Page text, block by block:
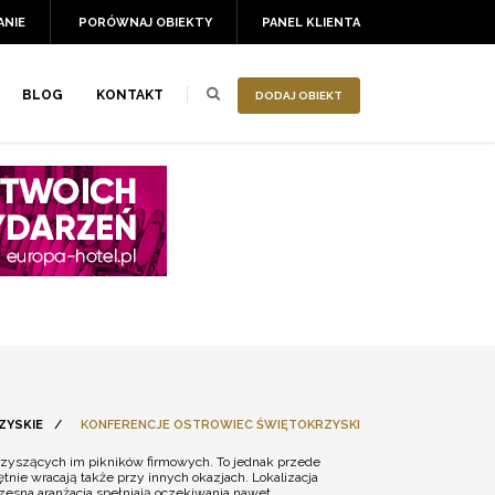
PANEL KLIENTA
PORÓWNAJ OBIEKTY
DODAJ OBIEKT
BLOG KONTAKT
/ KONFERENCJE OSTROWIEC ŚWIĘTOKRZYSKI
im pikników firmowych. To jednak przede
wracają także przy innych okazjach. Lokalizacja